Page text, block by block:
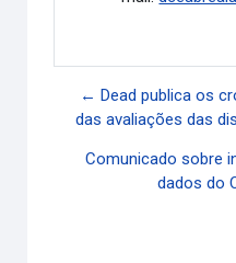
← Dead publica os
das avaliações das
Comunicado sobre
dados do